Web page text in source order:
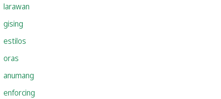
larawan
gising
estilos
oras
anumang
enforcing